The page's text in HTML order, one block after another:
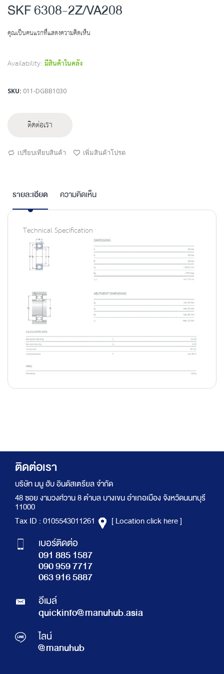
to
the
SKF 6308-2Z/VA208
คุณเป็นคนแรกที่แสดงความคิดเห็น
Availability: มีสินค้าในคลัง
SKU 011-DGBB1030
ติดต่อเรา
เปรียบเทียบสินค้า เพิ่มสินค้าโปรด
รายละเอียด
Technical Specification
ความคิดเห็น
ติดต่อเรา
บริษัท มนู ฮับ อินดัสเตรียล จำกัด
48 ซอย งามวงศ์วาน 8 ตำบล บางเขน อำเภอเมือง จังหวัดนนทบุรี
11000
Tax ID : 0105543011261
[ Location click here ]
เบอร์ติดต่อ
091 885 1587
090 959 7717
063 916 5887
อีเมล์
quickinfo@manuhub.asia
ไลน์
@manuhub